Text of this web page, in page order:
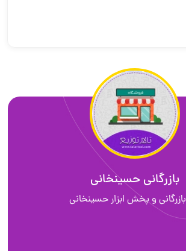
بازرگانی حسینخانی
بازرگانی و پخش ابزار حسینخانی